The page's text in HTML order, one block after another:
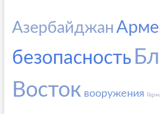
Азербайджан
безопасность
Восток вооружения